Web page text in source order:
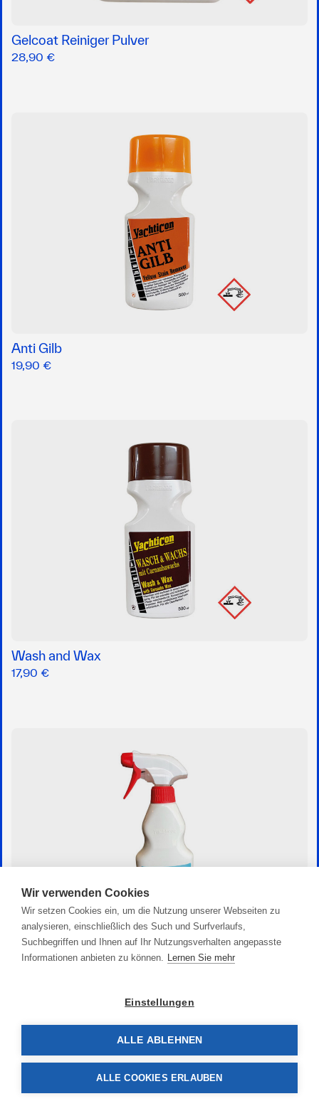
Gelcoat Reiniger Pulver
28,90 €
Anti Gilb
19,90 €
Wash and Wax
17,90 €
Quick Reiniger
Wir verwenden Cookies
Wir setzen Cookies ein, um die Nutzung unserer Webseiten zu
analysieren, einschließlich des Such und Surfverlaufs,
Suchbegriffen und Ihnen auf Ihr Nutzungsverhalten angepasste
Informationen anbieten zu können. Lernen Sie mehr
Einstellungen
ALLE ABLEHNEN
ALLE COOKIES ERLAUBEN